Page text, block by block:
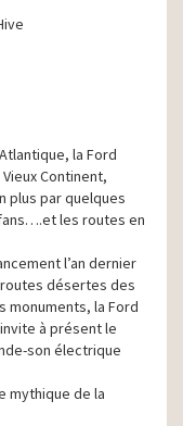
la Ford
Continent,
plus par quelques
les routes en
l’an dernier
désertes des
monuments, la Ford
à présent le
son électrique
mythique de la